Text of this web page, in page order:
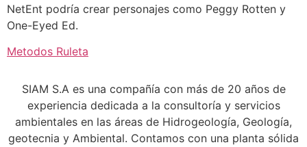
NetEnt podría crear personajes como Peggy Rotten y
One-Eyed Ed.
Metodos Ruleta
SIAM S.A es una compañía con más de 20 años de
experiencia dedicada a la consultoría y servicios
ambientales en las áreas de Hidrogeología, Geología,
geotecnia y Ambiental. Contamos con una planta sólida